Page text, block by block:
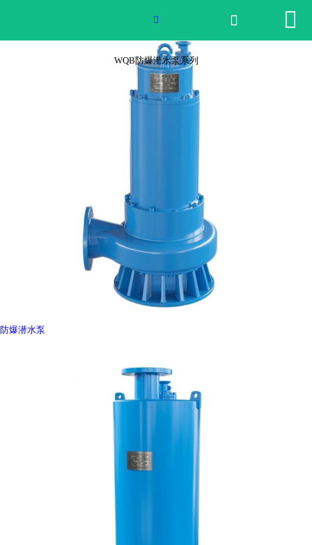
网站首页
公司动态
产品服务
联系我们

WQB防爆潜水泵系列
 
防爆潜水泵